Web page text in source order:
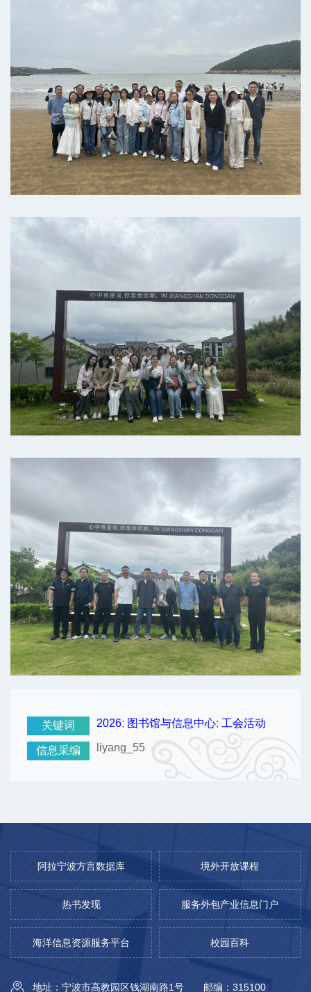
关键词 2026; 图书馆与信息中心; 工会活动
信息采编 liyang_55
阿拉宁波方言数据库 境外开放课程
热书发现 服务外包产业信息门户
海洋信息资源服务平台 校园百科
地址：宁波市高教园区钱湖南路1号 邮编：315100